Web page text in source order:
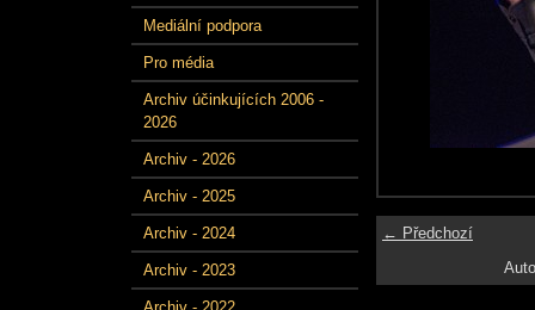
Mediální podpora
Pro média
Archiv účinkujících 2006 -
2026
Archiv - 2026
Archiv - 2025
Archiv - 2024
Archiv - 2023
← Předchozí